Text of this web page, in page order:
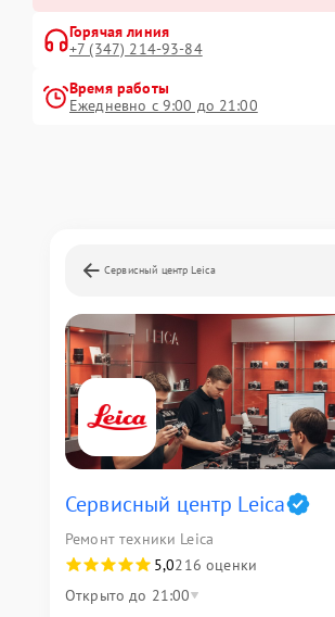
Горячая линия
+7 (347) 214-93-84
Время работы
Ежедневно с 9:00 до 21:00
Сервисный центр Leica
Сервисный центр Leica
Ремонт техники Leica
5,0216 оценки
Открыто до 21:00